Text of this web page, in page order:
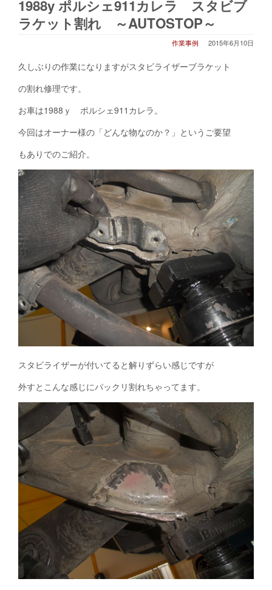
1988y ポルシェ911カレラ スタビブ
ラケット割れ ～AUTOSTOP～
2015年6月10日
作業事例
久しぶりの作業になりますがスタビライザーブラケット
の割れ修理です。
お車は1988ｙ ポルシェ911カレラ。
今回はオーナー様の「どんな物なのか？」というご要望
もありでのご紹介。
スタビライザーが付いてると解りずらい感じですが
外すとこんな感じにパックリ割れちゃってます。